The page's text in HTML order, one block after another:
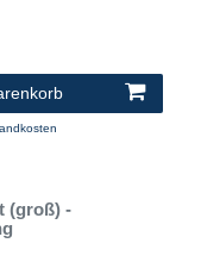
(groß) -